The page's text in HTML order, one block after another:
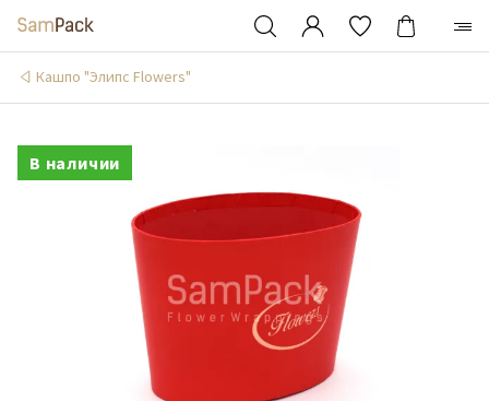
Кашпо "Элипс Flowers"
В наличии